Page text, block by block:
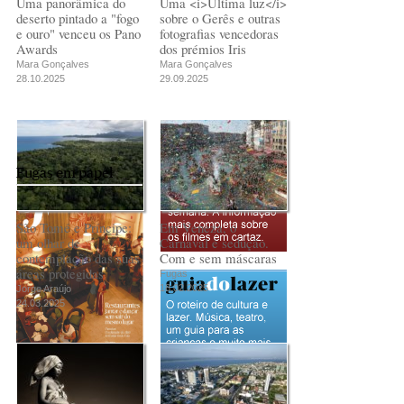
deserto pintado a "fogo
e ouro" venceu os Pano
Awards
Mara Gonçalves
28.10.2025
sobre o Gerês e outras
fotografias vencedoras
dos prémios Iris
Mara Gonçalves
29.09.2025
São Tomé e Príncipe:
um olhar de
contemplação das suas
áreas protegidas
Jorge Araújo
24.03.2025
Em Veneza, o
Carnaval é sedução.
Com e sem máscaras
Fugas
18.02.2025
Fugas em papel
PUB